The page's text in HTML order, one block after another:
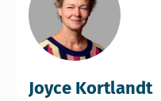
Joyce Kortlandt